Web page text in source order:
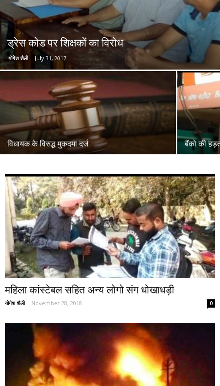
ड्रेस कोड पर शिक्षकों का विरोध
योगेश शैली - July 31, 2017
विधायक के विरुद्ध मुकदमा दर्ज बैंको की
महिला कांस्टेबल सहित अन्य लोगो संग धोखाधड़ी
योगेश शैली - November 28, 2018 0